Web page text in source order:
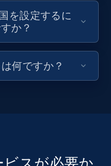
を設定するに
か？
何ですか？